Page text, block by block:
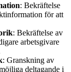
: Bekräftelse
för att
: Bekräftelse av
arbetsgivare
: Granskning av
deltagande i